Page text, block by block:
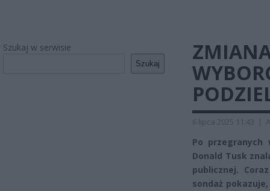
Szukaj w serwisie
Szukaj
6 lipca 2025 11:43 |
Po przegranych
Donald Tusk
publicznej.
sondaż